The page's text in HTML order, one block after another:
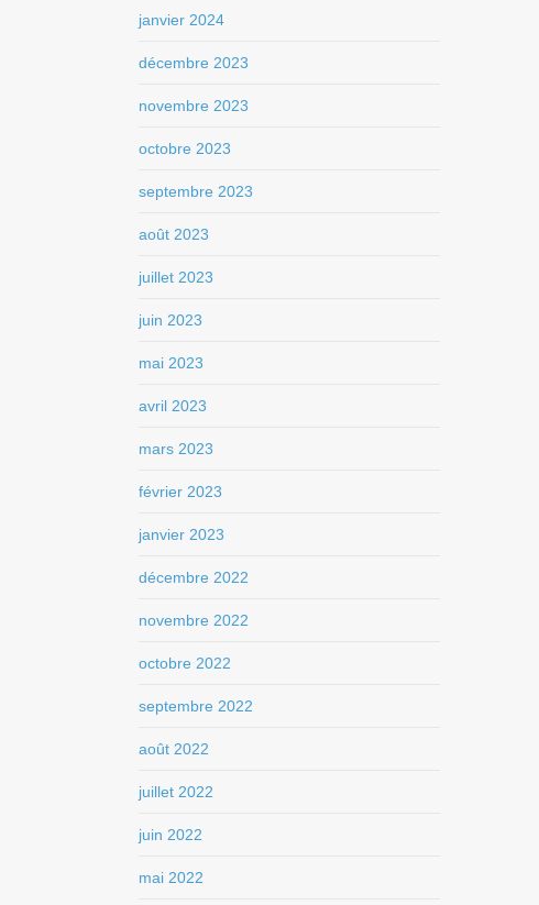
janvier 2024
décembre 2023
novembre 2023
octobre 2023
septembre 2023
août 2023
juillet 2023
juin 2023
mai 2023
avril 2023
mars 2023
février 2023
janvier 2023
décembre 2022
novembre 2022
octobre 2022
septembre 2022
août 2022
juillet 2022
juin 2022
mai 2022